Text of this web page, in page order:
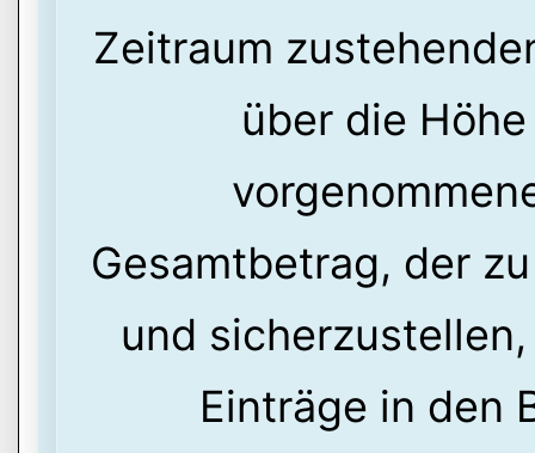
Zeitraum
über die
Gesamtbetrag, der
und
Einträge in den